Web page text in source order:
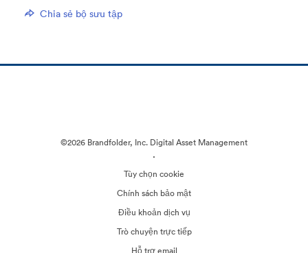
Chia sẻ bộ sưu tập
©2026 Brandfolder, Inc. Digital Asset Management
·
Tùy chọn cookie
Chính sách bảo mật
Điều khoản dịch vụ
Trò chuyện trực tiếp
Hỗ trợ email